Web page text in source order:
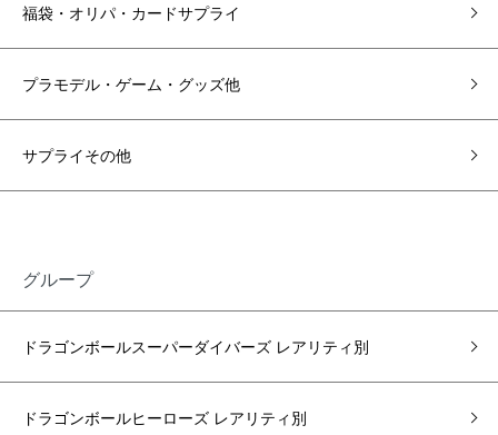
福袋・オリパ・カードサプライ
プラモデル・ゲーム・グッズ他
サプライその他
グループ
ドラゴンボールスーパーダイバーズ レアリティ別
ドラゴンボールヒーローズ レアリティ別